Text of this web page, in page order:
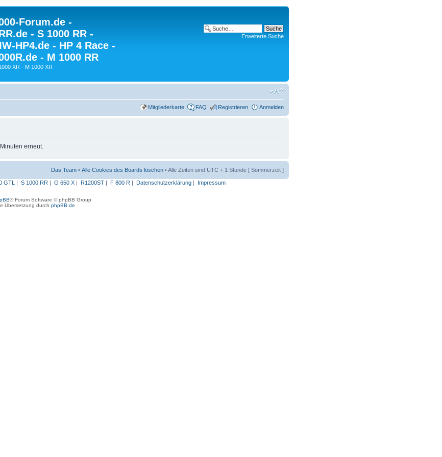
Forum.de -
- S 1000 RR -
HP4.de - HP 4 Race -
- M 1000 RR
XR - M 1000 XR
Erweiterte Suche
Mitgliederkarte FAQ Registrieren Anmelden
erneut.
Das Team • Alle Cookies des Boards löschen • Alle Zeiten sind UTC + 1 Stunde [ Sommerzeit ]
GTL | S 1000 RR | G 650 X| R1200ST| F 800 R | Datenschutzerklärung| Impressum
® Forum Software © phpBB Group
Übersetzung durch phpBB.de